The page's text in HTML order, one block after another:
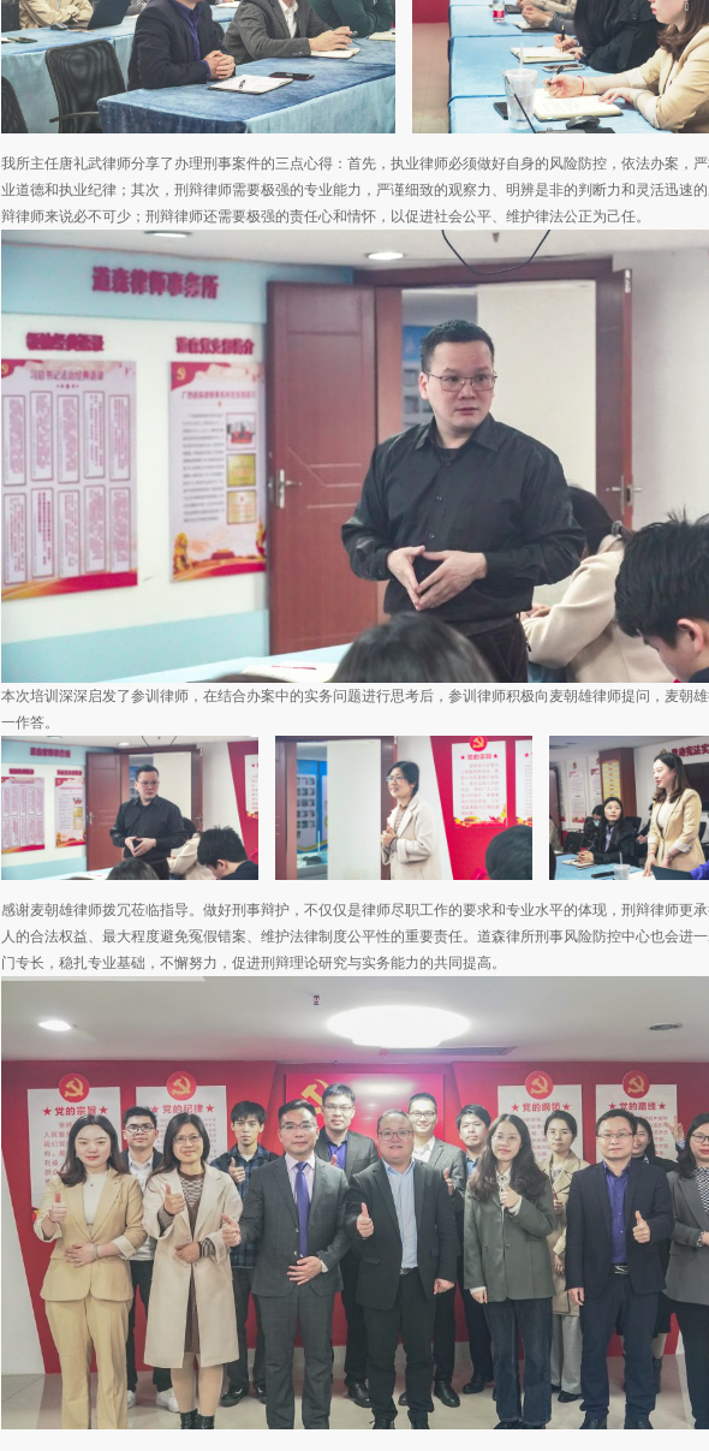
我所主任唐礼武律师分享了办理刑事案件的三点心得：首先，执业律师必须做好自身的风险防控，依法办案，
业道德和执业纪律；其次，刑辩律师需要极强的专业能力，严谨细致的观察力、明辨是非的判断力和灵活迅速
辩律师来说必不可少；刑辩律师还需要极强的责任心和情怀，以促进社会公平、维护律法公正为己任。
本次培训深深启发了参训律师，在结合办案中的实务问题进行思考后，参训律师积极向麦朝雄律师提问，麦朝
一作答。
感谢麦朝雄律师拨冗莅临指导。做好刑事辩护，不仅仅是律师尽职工作的要求和专业水平的体现，刑辩律师更
人的合法权益、最大程度避免冤假错案、维护法律制度公平性的重要责任。道森律所刑事风险防控中心也会进
门专长，稳扎专业基础，不懈努力，促进刑辩理论研究与实务能力的共同提高。